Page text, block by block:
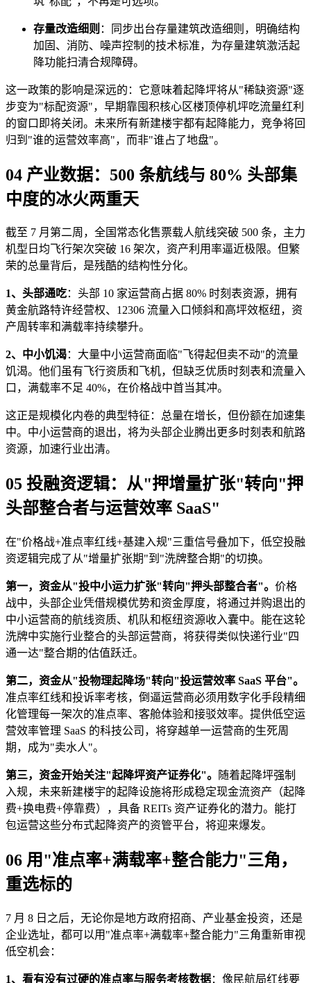
存量改造细则 ：同步出台存量建筑改造细则，明确结构
加固、消防、噪声控制的技术标准，为存量建筑激活起
降功能扫清合规障碍。
这一政策的影响是深远的：它意味着起降坪将从"稀缺资源"逐
步变为"标配资源"，早期靠囤积核心区楼顶停机坪吃流量红利
的窗口即将关闭。未来所有新建楼宇都有起降能力，竞争将回
归到"谁的运营效率高"，而非"谁占了地盘"。
04 产业数据：500 条航线与 80% 头部集
中度的冰火两重天
截至 7 月第二周，全国常态化售票载人航线突破 500 条，主力
机型日均飞行架次突破 16 架次，资产利用率逼近极限。但繁
荣的总量背后，是残酷的结构性分化。
1、头部通吃：头部 10 家运营商占据 80% 时刻表资源，拥有
黄金航路特许经营权、12306 流量入口倾斜和高坪效枢纽，资
产周转率和满载率持续攀升。
2、中小饥渴：大量中小运营商面临"飞得起但卖不动"的流量
饥渴。他们虽有飞行资质和飞机，但缺乏优质时刻表和流量入
口，满载率不足 40%，在价格战中首当其冲。
这正是规模化内卷的典型特征：总量在增长，但份额在加速集
中。中小运营商的退出，将为头部企业腾出更多时刻表和航路
资源，加速行业出清。
05 投融资逻辑：从"押增量扩张"转向"押
头部整合者与运营效率 SaaS"
在"价格战+准点率红线+基建入规"三重信号叠加下，低空投融
资逻辑完成了从"增量扩张期"到"洗牌整合期"的切换。
第一，资金从"投中小运力扩张"转向"押头部整合者"。 价格
战中，头部企业凭借规模优势和资金厚度，将通过并购退出的
中小运营商的航线资质、机队和枢纽资源收入囊中。能在这轮
洗牌中实施行业整合的头部运营商，将获得类似快递行业"四
通一达"整合期的估值跃迁。
第二，资金从"投物理起降场"转向"投运营效率 SaaS 平台"。
准点率红线和投诉率考核，倒逼运营商必须用数字化手段精细
化管理每一架次的准点率、客舱体验和接驳效率。提供低空运
营效率管理 SaaS 的科技公司，将穿越单一运营商的生死周
期，成为"卖水人"。
第三，资金开始关注"起降坪资产证券化"。
随着起降坪强制
入规，未来新建楼宇的起降设施将形成稳定现金流资产（起降
费+换电费+停靠费），具备 REITs 资产证券化的潜力。能打
包运营这些分布式起降资产的资管平台，将迎来爆发。
06 用"准点率+满载率+整合能力"三角，
重选标的
7 月 8 日之后，无论你是地方政府招商、产业基金投资，还是
企业选址，都可以用"准点率+满载率+整合能力"三角重新审视
低空机会：
1、看有没有过硬的准点率与服务考核数据：像民航局红线要